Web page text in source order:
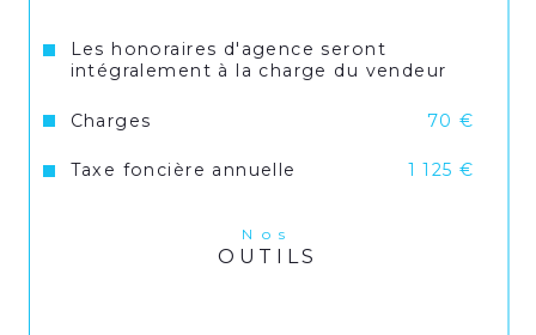
Les honoraires d'agence seront
intégralement à la charge du vendeur
Charges 70 €
Taxe foncière annuelle 1 125 €
Nos
OUTILS